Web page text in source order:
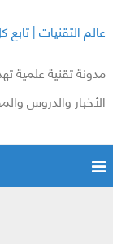
عالم التقنيات |
مدونة تقنية علمية
الأخبار والدروس